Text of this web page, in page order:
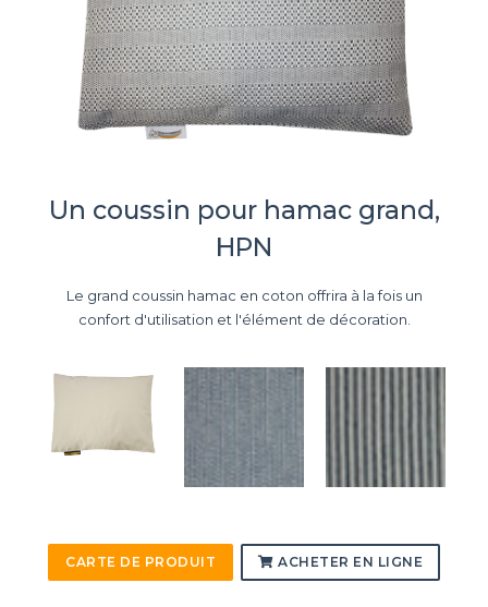
Un coussin pour hamac grand,
HPN
Le grand coussin hamac en coton offrira à la fois un
confort d'utilisation et l'élément de décoration.
CARTE DE PRODUIT ACHETER EN LIGNE